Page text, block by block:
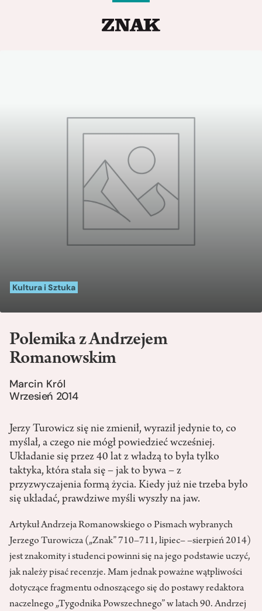
Kultura i Sztuka
Polemika z Andrzejem
Romanowskim
Marcin Król
Wrzesień 2014
Jerzy Turowicz się nie zmienił, wyraził jedynie to, co
myślał, a czego nie mógł powiedzieć wcześniej.
Układanie się przez 40 lat z władzą to była tylko
taktyka, która stała się – jak to bywa – z
przyzwyczajenia formą życia. Kiedy już nie trzeba było
się układać, prawdziwe myśli wyszły na jaw.
Artykuł Andrzeja Romanowskiego o Pismach wybranych
Jerzego Turowicza („Znak” 710–711, lipiec– –sierpień 2014)
jest znakomity i studenci powinni się na jego podstawie uczyć,
jak należy pisać recenzje. Mam jednak poważne wątpliwości
dotyczące fragmentu odnoszącego się do postawy redaktora
naczelnego „Tygodnika Powszechnego” w latach 90. Andrzej